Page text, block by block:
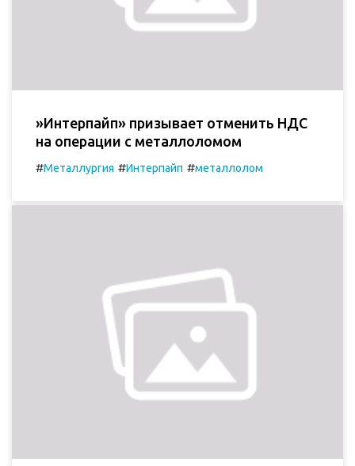
»Интерпайп» призывает отменить НДС
на операции с металлоломом
#Металлургия #Интерпайп #металлолом